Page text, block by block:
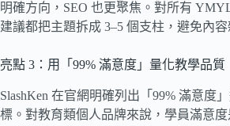
明確方向，SEO 也更聚焦。對所有
建議都把主題拆成 3–5 個支柱，避免內容
亮點 3：用「99% 滿意度」量化教學品質
SlashKen 在官網明確列出「99% 滿意度
標。對教育類個人品牌來說，學員滿意